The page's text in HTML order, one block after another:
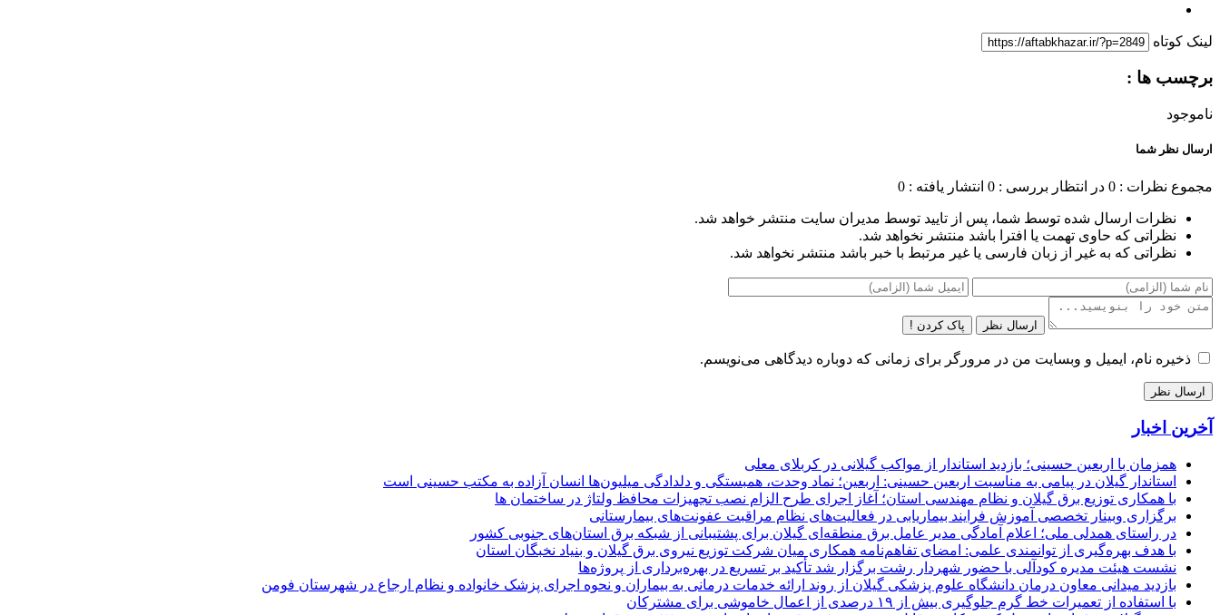
لینک کوتاه
برچسب ها :
ناموجود
ارسال نظر شما
مجموع نظرات : 0 در انتظار بررسی : 0 انتشار یافته : 0
نظرات ارسال شده توسط شما، پس از تایید توسط مدیران سایت منتشر خواهد شد.
نظراتی که حاوی تهمت یا افترا باشد منتشر نخواهد شد.
نظراتی که به غیر از زبان فارسی یا غیر مرتبط با خبر باشد منتشر نخواهد شد.
ارسال نظر پاک کردن !
ذخیره نام، ایمیل و وبسایت من در مرورگر برای زمانی که دوباره دیدگاهی می‌نویسم.
آخرین اخبار
همزمان با اربعین حسینی؛ بازدید استاندار از مواکب گیلانی در کربلای معلی
استاندار گیلان در پیامی به مناسبت اربعین حسینی: اربعین؛ نماد وحدت، همبستگی و دلدادگی میلیون‌ها انسان آزاده به مکتب حسینی است
با همکاری توزیع برق گیلان و نظام مهندسی استان؛ آغاز اجرای طرح الزام نصب تجهیزات محافظ ولتاژ در ساختمان ها
برگزاری وبینار تخصصی آموزش فرایند بیماریابی در فعالیت‌های نظام مراقبت عفونت‌های بیمارستانی
در راستای همدلی ملی؛ اعلام آمادگی مدیر عامل برق منطقه‌ای گیلان برای پشتیبانی از شبكه برق استان‌های جنوبی كشور
با هدف بهره‌گیری از توانمندی علمی: امضای تفاهم‌نامه همكاری میان شركت توزیع نیروی برق گیلان و بنیاد نخبگان استان
نشست هیئت مدیره کودآلی با حضور شهردار رشت برگزار شد تأکید بر تسریع در بهره‌برداری از پروژه‌ها
بازدید میدانی معاون درمان دانشگاه علوم پزشکی گیلان از روند ارائه خدمات درمانی به بیماران و نحوه اجرای پزشک خانواده و نظام ارجاع در شهرستان فومن
با استفاده از تعمیرات خط گرم جلوگیری بیش از ۱۹ درصدی از اعمال خاموشی برای مشتركان